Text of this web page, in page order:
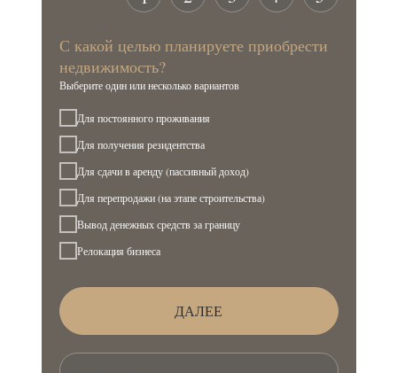
С какой целью планируете приобрести
недвижимость?
Выберите один или несколько вариантов
Для постоянного проживания
Для получения резидентства
Для сдачи в аренду (пассивный доход)
Для перепродажи (на этапе строительства)
Вывод денежных средств за границу
Релокация бизнеса
ДАЛЕЕ